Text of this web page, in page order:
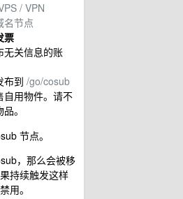
/ VPN
名节点
票
无关信息的账
布到 /go/cosub
自用物件。请不
。
节点。
，那么会被移
持续触发这样
用。